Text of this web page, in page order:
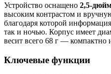
Устройство оснащено 2,5-
высоким контрастом и
благодаря которой
так и ночью. Корпус имеет
весит всего 68 г — компактно
Ключевые функции